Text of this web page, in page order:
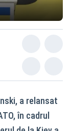
a relansat
în cadrul